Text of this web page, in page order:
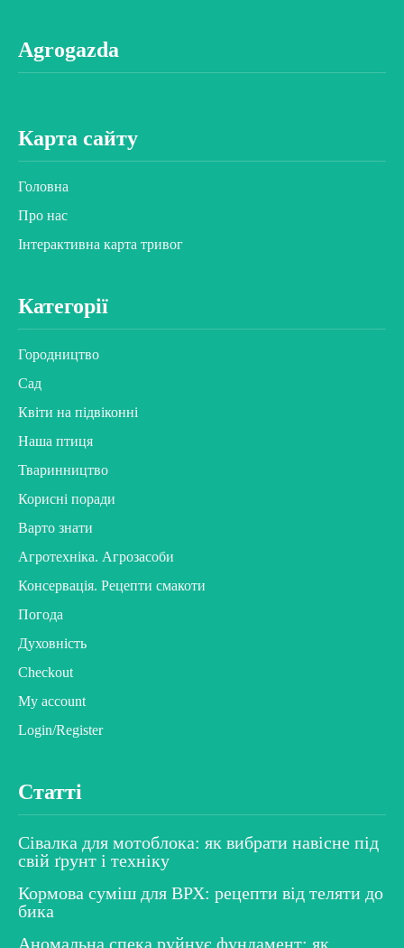
Agrogazda
Карта сайту
Головна
Про нас
Інтерактивна карта тривог
Категорії
Городництво
Сад
Квіти на підвіконні
Наша птиця
Тваринництво
Корисні поради
Варто знати
Агротехніка. Агрозасоби
Консервація. Рецепти смакоти
Погода
Духовність
Checkout
My account
Login/Register
Статті
Сівалка для мотоблока: як вибрати навісне під
свій ґрунт і техніку
Кормова суміш для ВРХ: рецепти від теляти до
бика
Аномальна спека руйнує фундамент: як